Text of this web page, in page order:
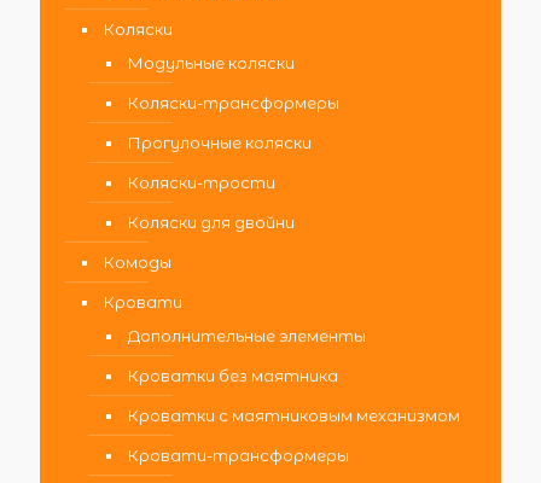
Коляски
Модульные коляски
Коляски-трансформеры
Прогулочные коляски
Коляски-трости
Коляски для двойни
Комоды
Кровати
Дополнительные элементы
Кроватки без маятника
Кроватки с маятниковым механизмом
Кровати-трансформеры